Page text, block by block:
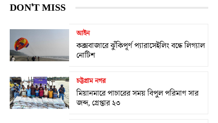
DON'T MISS
আইন
কক্সবাজারে ঝুঁকিপূর্ণ প্যারাসেইলিং বন্ধে লিগ্যাল
নোটিশ
চট্টগ্রাম নগর
মিয়ানমারে পাচারের সময় বিপুল পরিমাণ সার
জব্দ, গ্রেপ্তার ২৩